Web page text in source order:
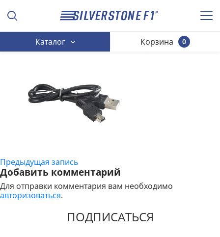
Каталог 0
Корзина
НАВИГАЦИЯ
ПО
ЗАПИСЯМ
Предыдущая запись
Добавить комментарий
Для отправки комментария вам необходимо
авторизоваться.
ПОДПИСАТЬСЯ